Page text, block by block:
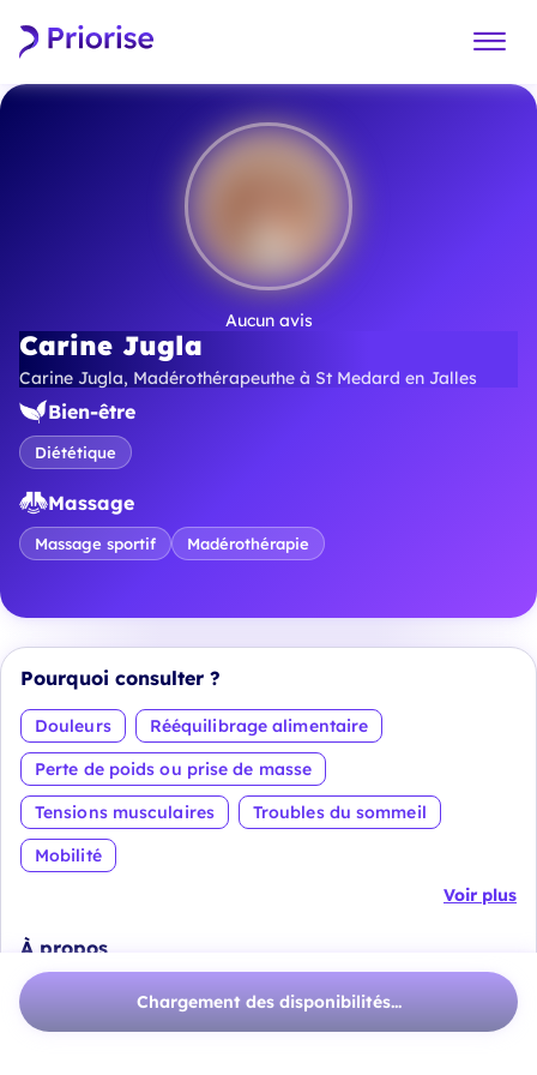
Aucun avis
Carine Jugla
Carine Jugla, Madérothérapeuthe à St Medard en Jalles
Bien-être
Diététique
Massage
Massage sportif Madérothérapie
Pourquoi consulter ?
Douleurs
Rééquilibrage alimentaire
Perte de poids ou prise de masse
Tensions musculaires
Troubles du sommeil
Mobilité
Voir plus
À propos
Ancienne sportive de haut niveau Handball, c’est
Chargement des disponibilités...